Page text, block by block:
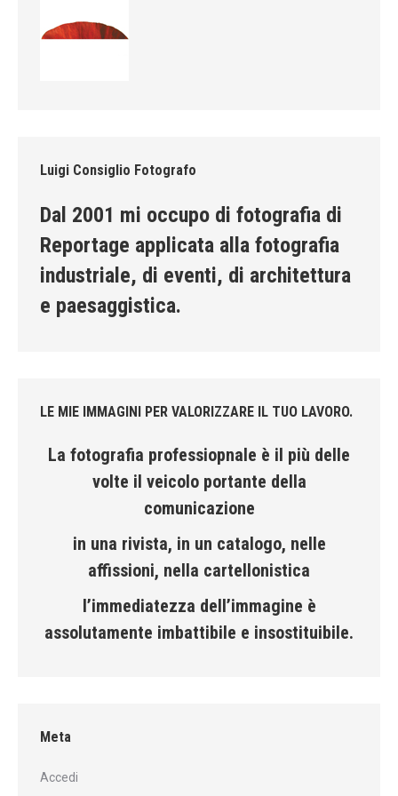
Luigi Consiglio Fotografo
Dal 2001 mi occupo di fotografia di
Reportage applicata alla fotografia
industriale, di eventi, di architettura
e paesaggistica.
LE MIE IMMAGINI PER VALORIZZARE IL TUO LAVORO.
La fotografia professiopnale è il più delle
volte il veicolo portante della
comunicazione
in una rivista, in un catalogo, nelle
affissioni, nella cartellonistica
l’immediatezza dell’immagine è
assolutamente imbattibile e insostituibile.
Meta
Accedi